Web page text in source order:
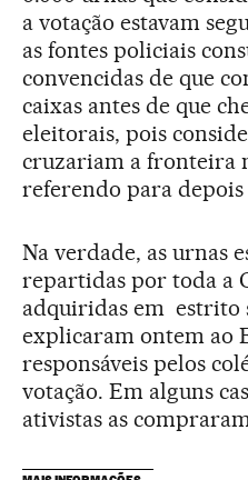
a votação estavam
as fontes policiais
convencidas de que
caixas antes de que
eleitorais, pois
cruzariam a fronteira
referendo para
Na verdade, as urnas
repartidas por toda a
adquiridas em estrito
explicaram ontem ao
responsáveis pelos
votação. Em alguns
ativistas as